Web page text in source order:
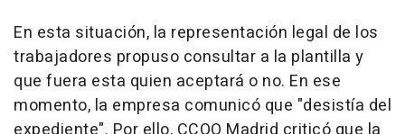
En esta situación, la representación legal de los
trabajadores propuso consultar a la plantilla y
que fuera esta quien aceptará o no. En ese
momento, la empresa comunicó que "desistía del